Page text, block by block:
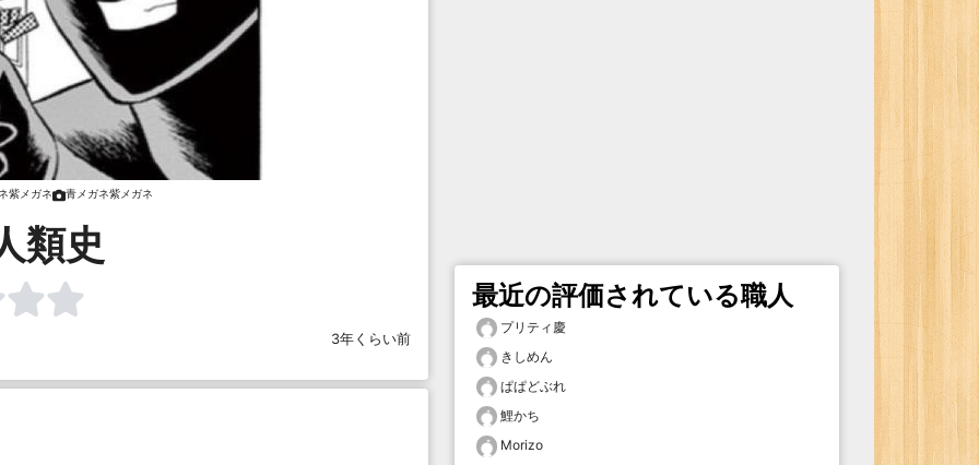
紫メガネ 青メガネ紫メガネ
類史
3年くらい前
最近の評価されている職人
プリティ慶
きしめん
ぱぱどぶれ
鯉かち
Morizo